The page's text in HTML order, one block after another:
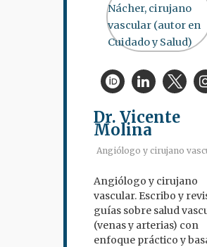
Dr. Vicente
Molina
Angiólogo y cirujano
Angiólogo y cirujano
vascular. Escribo y
guías sobre salud
(venas y arterias) con
enfoque práctico y